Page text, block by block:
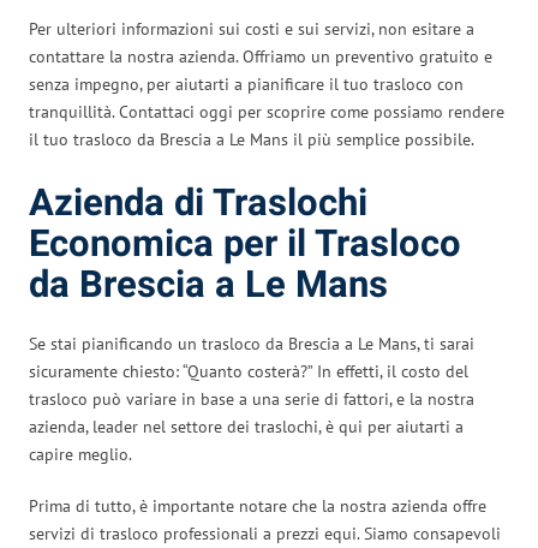
Per ulteriori informazioni sui costi e sui servizi, non esitare a
contattare la nostra azienda. Offriamo un preventivo gratuito e
senza impegno, per aiutarti a pianificare il tuo trasloco con
tranquillità. Contattaci oggi per scoprire come possiamo rendere
il tuo trasloco da Brescia a Le Mans il più semplice possibile.
Azienda di Traslochi
Economica per il Trasloco
da Brescia a Le Mans
Se stai pianificando un trasloco da Brescia a Le Mans, ti sarai
sicuramente chiesto: “Quanto costerà?” In effetti, il costo del
trasloco può variare in base a una serie di fattori, e la nostra
azienda, leader nel settore dei traslochi, è qui per aiutarti a
capire meglio.
Prima di tutto, è importante notare che la nostra azienda offre
servizi di trasloco professionali a prezzi equi. Siamo consapevoli